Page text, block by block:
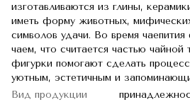
изготавливаются из глины,
иметь форму животных,
символов удачи. Во время
чаем, что считается частью
фигурки помогают сделать
уютным, эстетичным и
Вид продукции